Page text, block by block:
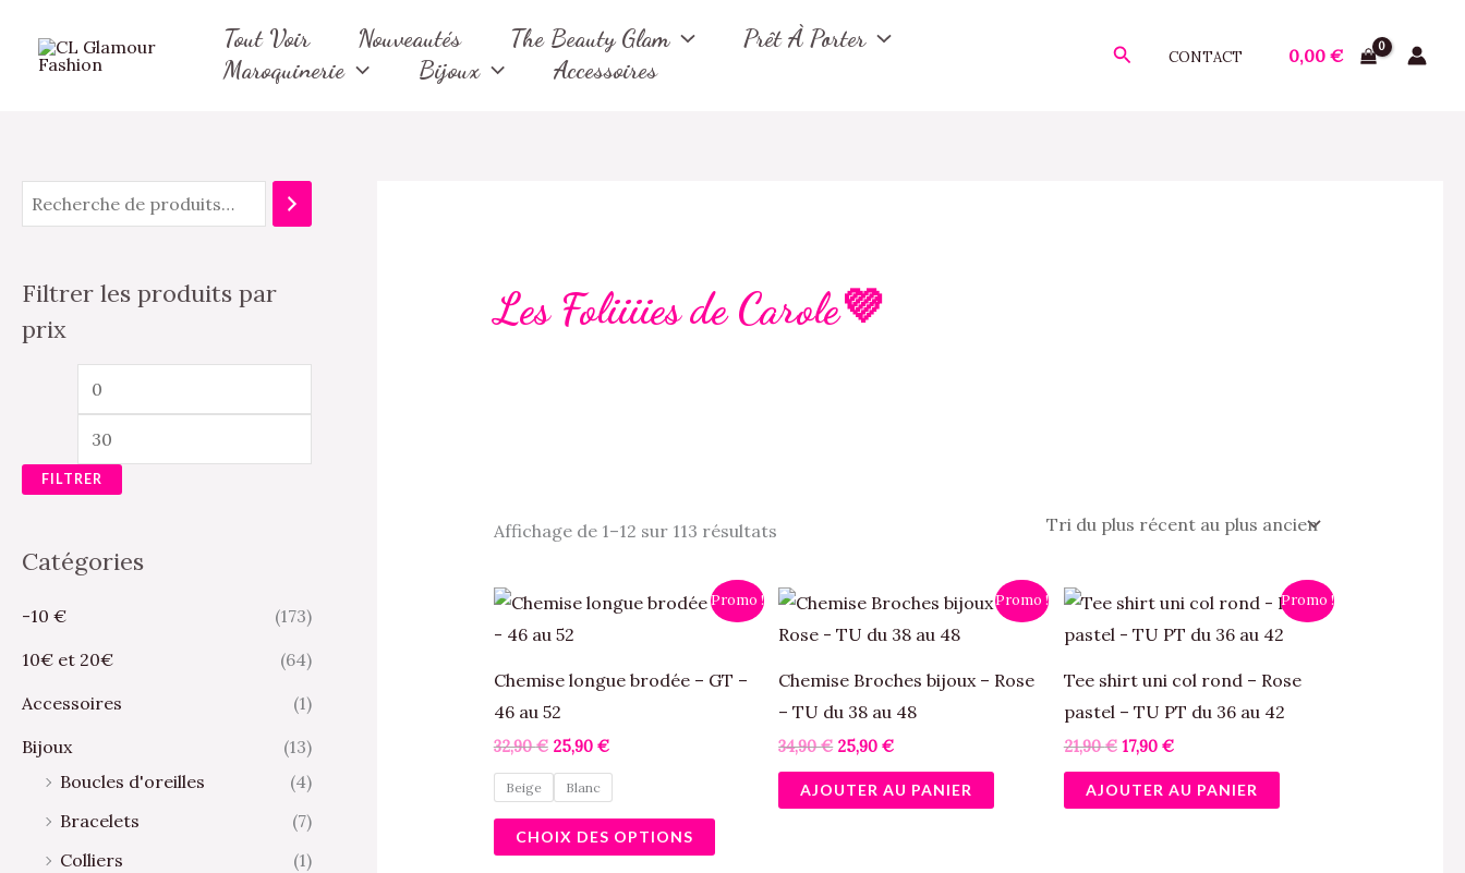
contenu
Tout Voir Nouveautés The Beauty Glam
Prêt À Porter
Maroquinerie
Bijoux Accessoires
Rechercher
CONTACT 0,00 €
Filtrer les produits par
prix
r
n
x
FILTRER
Catégories
-10 €
(173)
10€ et 20€
(64)
Accessoires
(1)
Bijoux
(13)
Boucles d'oreilles
(4)
Bracelets
(7)
Colliers
(1)
Les Foliiiies de Carole💜
Affichage de 1–12 sur 113 résultats
du
plus
Promo !
Chemise longue brodée – GT –
46 au 52
32,90€
Le
prix
initial
32,90 €.
25,90 €
Le
prix
25,90 €.
Beige Blanc
CHOIX DES OPTIONS
Ce
peuvent
être
Promo !
Chemise Broches bijoux – Rose
– TU du 38 au 48
34,90€
Le
prix
initial
34,90 €.
25,90€
Le
prix
actuel
25,90 €.
AJOUTER AU PANIER
Promo !
Tee shirt uni col rond – Rose
pastel – TU PT du 36 au 42
21,90€
Le
prix
initial
21,90 €.
17,90 €
Le
prix
actuel
17,90 €.
AJOUTER AU PANIER